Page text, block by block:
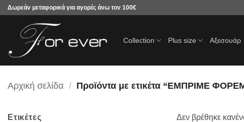
Μετάβαση
περιεχόμενο
Δωρεάν μεταφορικά για αγορές άνω τον 100€
Collection Plus size Αξεσουάρ
Αρχική σελίδα / Προϊόντα με ετικέτα “ΕΜΠΡΙΜΕ
Ετικέτες Δεν βρέθηκε